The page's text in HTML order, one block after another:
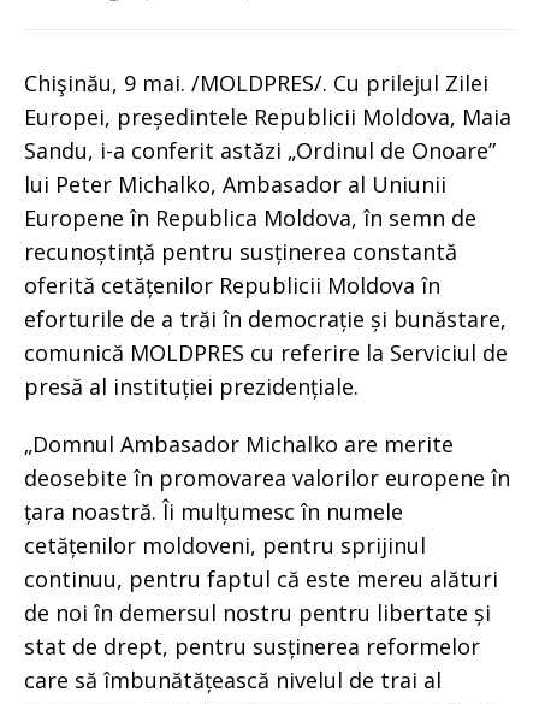
Chişinău, 9 mai. /MOLDPRES/. Cu prilejul Zilei
Europei, președintele Republicii Moldova, Maia
Sandu, i-a conferit astăzi „Ordinul de Onoare”
lui Peter Michalko, Ambasador al Uniunii
Europene în Republica Moldova, în semn de
recunoștință pentru susținerea constantă
oferită cetățenilor Republicii Moldova în
eforturile de a trăi în democrație și bunăstare,
comunică MOLDPRES cu referire la Serviciul de
presă al instituției prezidențiale.
„Domnul Ambasador Michalko are merite
deosebite în promovarea valorilor europene în
țara noastră. Îi mulțumesc în numele
cetățenilor moldoveni, pentru sprijinul
continuu, pentru faptul că este mereu alături
de noi în demersul nostru pentru libertate și
stat de drept, pentru susținerea reformelor
care să îmbunătățească nivelul de trai al